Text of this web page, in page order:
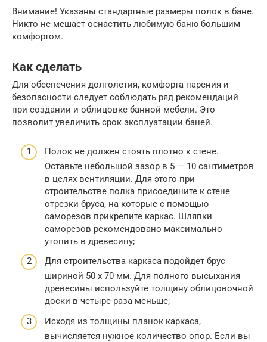
Внимание! Указаны стандартные размеры полок в бане.
Никто не мешает оснастить любимую баню большим
комфортом.
Как сделать
Для обеспечения долголетия, комфорта парения и
безопасности следует соблюдать ряд рекомендаций
при создании и облицовке банной мебели. Это
позволит увеличить срок эксплуатации баней.
Полок не должен стоять плотно к стене.
Оставьте небольшой зазор в 5 — 10 сантиметров
в целях вентиляции. Для этого при
строительстве полка присоедините к стене
отрезки бруса, на которые с помощью
саморезов прикрепите каркас. Шляпки
саморезов рекомендовано максимально
утопить в древесину;
Для строительства каркаса подойдет брус
шириной 50 х 70 мм. Для полного высыхания
древесины используйте толщину облицовочной
доски в четыре раза меньше;
Исходя из толщины планок каркаса,
вычисляется нужное количество опор. Если вы